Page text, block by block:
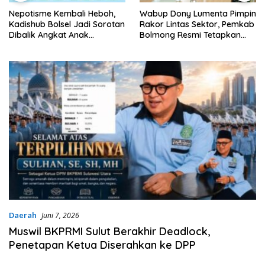
Nepotisme Kembali Heboh,
Kadishub Bolsel Jadi Sorotan
Dibalik Angkat Anak
Wabup Dony Lumenta Pimpin
Rakor Lintas Sektor, Pemkab
Bolmong Resmi Tetapkan
Daerah Juni 7, 2026
Muswil BKPRMI Sulut Berakhir Deadlock,
Penetapan Ketua Diserahkan ke DPP